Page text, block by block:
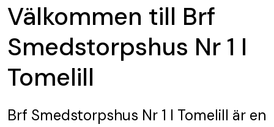
Välkommen till Brf
Smedstorpshus Nr 1 I
Tomelill
Brf Smedstorpshus Nr 1 I Tomelill är en